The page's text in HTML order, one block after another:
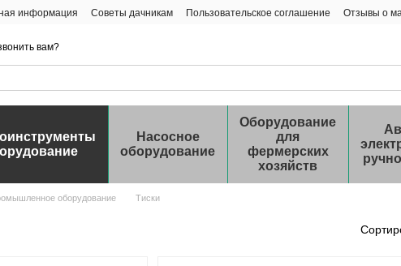
информация Советы дачникам Пользовательское соглашение Отзывы о
вам?
Насосное
оборудование
Оборудование
для
фермерских
хозяйств
оборудование Тиски